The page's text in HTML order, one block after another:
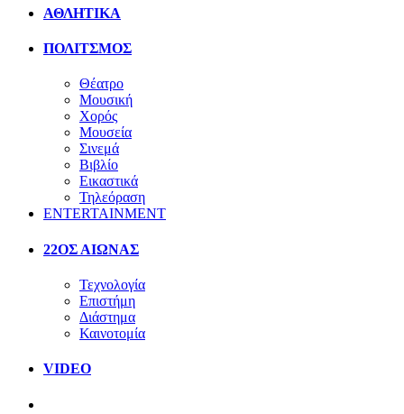
ΑΘΛΗΤΙΚΑ
ΠΟΛΙΤΣΜΟΣ
Θέατρο
Μουσική
Χορός
Μουσεία
Σινεμά
Βιβλίο
Εικαστικά
Τηλεόραση
ENTERTAINMENT
22ΟΣ ΑΙΩΝΑΣ
Τεχνολογία
Επιστήμη
Διάστημα
Καινοτομία
VIDEO